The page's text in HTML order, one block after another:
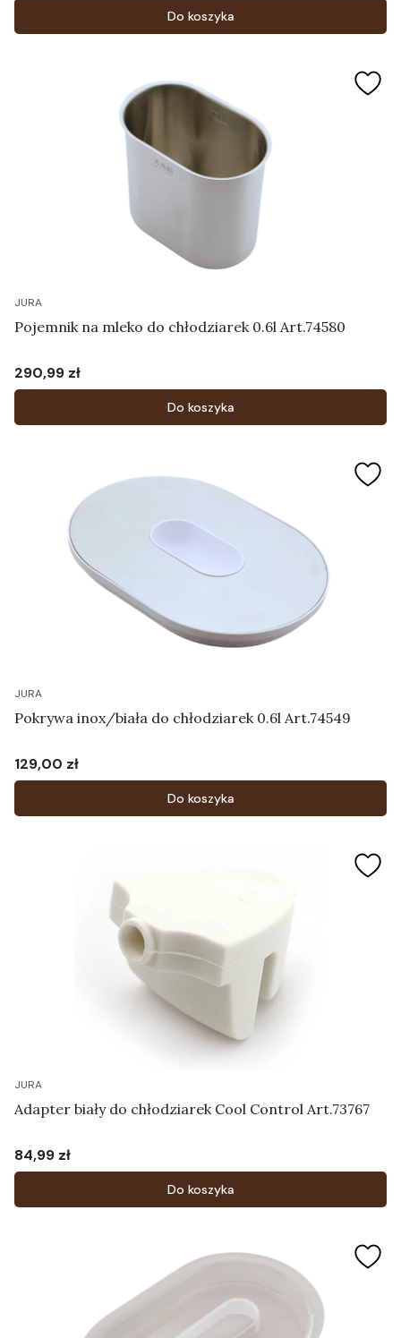
Do koszyka
JURA
Pojemnik na mleko do chłodziarek 0.6l Art.74580
Cena
290,99 zł
Do koszyka
JURA
Pokrywa inox/biała do chłodziarek 0.6l Art.74549
Cena
129,00 zł
Do koszyka
JURA
Adapter biały do chłodziarek Cool Control Art.73767
Cena
84,99 zł
Do koszyka